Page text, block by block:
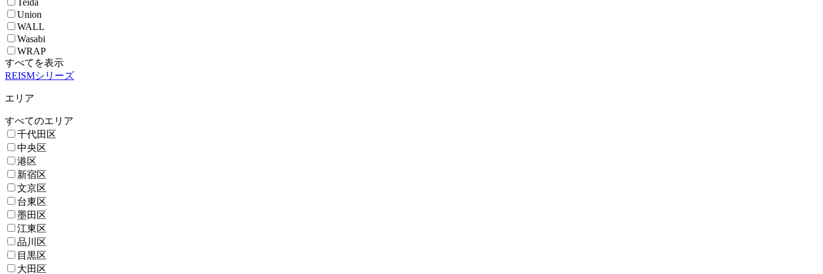
Union
WALL
Wasabi
WRAP
すべてを表示
REISMシリーズ
エリア
すべてのエリア
千代田区
中央区
港区
新宿区
文京区
台東区
墨田区
江東区
品川区
目黒区
大田区